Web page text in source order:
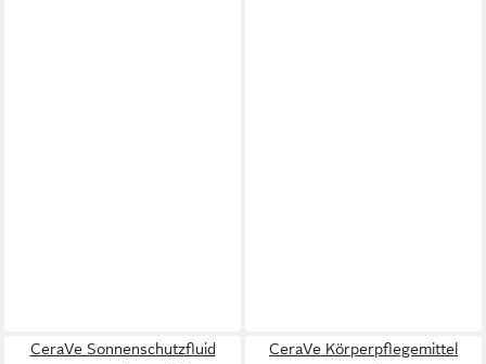
CeraVe Sonnenschutzfluid
CeraVe Körperpflegemittel